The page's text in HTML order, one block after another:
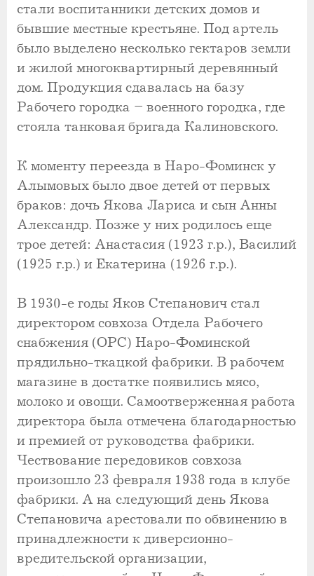
стали воспитанники детских домов и
бывшие местные крестьяне. Под артель
было выделено несколько гектаров земли
и жилой многоквартирный деревянный
дом. Продукция сдавалась на базу
Рабочего городка – военного городка, где
стояла танковая бригада Калиновского.
К моменту переезда в Наро-Фоминск у
Алымовых было двое детей от первых
браков: дочь Якова Лариса и сын Анны
Александр. Позже у них родилось еще
трое детей: Анастасия (1923 г.р.), Василий
(1925 г.р.) и Екатерина (1926 г.р.).
В 1930-е годы Яков Степанович стал
директором совхоза Отдела Рабочего
снабжения (ОРС) Наро-Фоминской
прядильно-ткацкой фабрики. В рабочем
магазине в достатке появились мясо,
молоко и овощи. Самоотверженная работа
директора была отмечена благодарностью
и премией от руководства фабрики.
Чествование передовиков совхоза
произошло 23 февраля 1938 года в клубе
фабрики. А на следующий день Якова
Степановича арестовали по обвинению в
принадлежности к диверсионно-
вредительской организации,